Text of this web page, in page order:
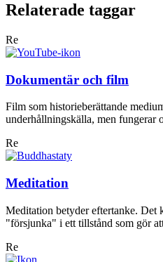
Relaterade taggar
Re
Dokumentär och film
Film som historieberättande
underhållningskälla, men fungerar
Re
Meditation
Meditation betyder eftertanke. Det
"försjunka" i ett tillstånd som gör
Re